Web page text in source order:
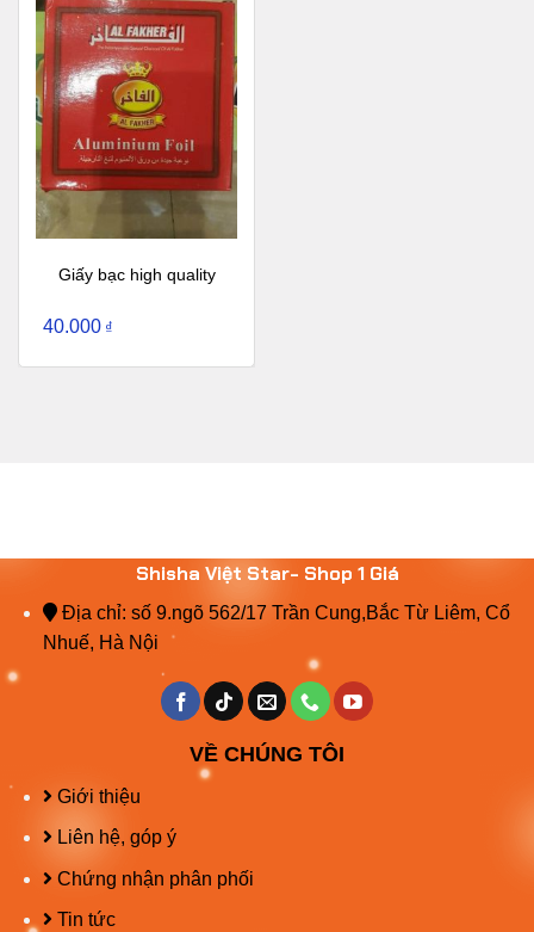
Giấy bạc high quality
40.000 ₫
Shisha Việt Star- Shop 1 Giá
Địa chỉ: số 9.ngõ 562/17 Trần Cung,Bắc Từ Liêm, Cổ
Nhuế, Hà Nội
VỀ CHÚNG TÔI
Giới thiệu
Liên hệ, góp ý
Chứng nhận phân phối
Tin tức